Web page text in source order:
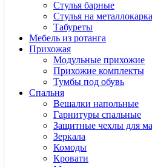
Стулья барные
Стулья на
Табуреты
Мебель из ротанга
Прихожая
Модульные прихожие
Прихожие комплекты
Тумбы под обувь
Спальня
Вешалки напольные
Гарнитуры спальные
Защитные чехлы для
Зеркала
Комоды
Кровати